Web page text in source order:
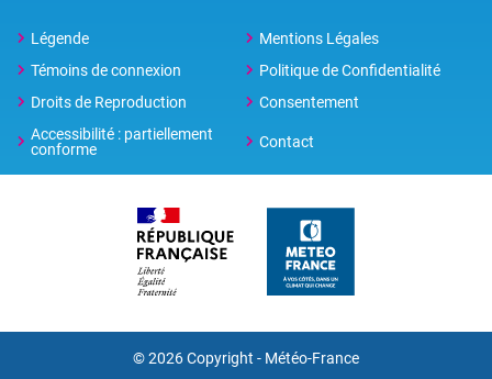
Légende
Mentions Légales
Témoins de connexion
Politique de Confidentialité
Droits de Reproduction
Consentement
Accessibilité : partiellement
conforme
Contact
© 2026 Copyright - Météo-France